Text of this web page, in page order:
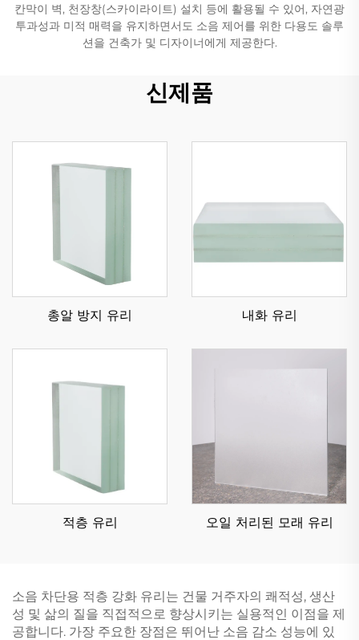
칸막이 벽, 천장창(스카이라이트) 설치 등에 활용될 수 있어, 자연광
투과성과 미적 매력을 유지하면서도 소음 제어를 위한 다용도 솔루
션을 건축가 및 디자이너에게 제공한다.
신제품
총알 방지 유리 내화 유리
적층 유리 오일 처리된 모래 유리
소음 차단용 적층 강화 유리는 건물 거주자의 쾌적성, 생산
성 및 삶의 질을 직접적으로 향상시키는 실용적인 이점을 제
공합니다. 가장 주요한 장점은 뛰어난 소음 감소 성능에 있